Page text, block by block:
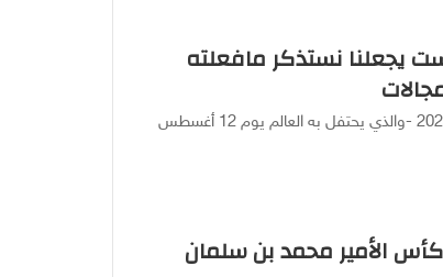
للشباب الذي يوافق ١٢ اوقست يجعلنا نستذكر مافعلته
خلود عبدالرحمن – الرياض يحل اليوم العالمي للشباب هذا العام 2023 -والذي يحتفل به العالم يوم 12 أغسطس
الأمير محمد بن سلمان